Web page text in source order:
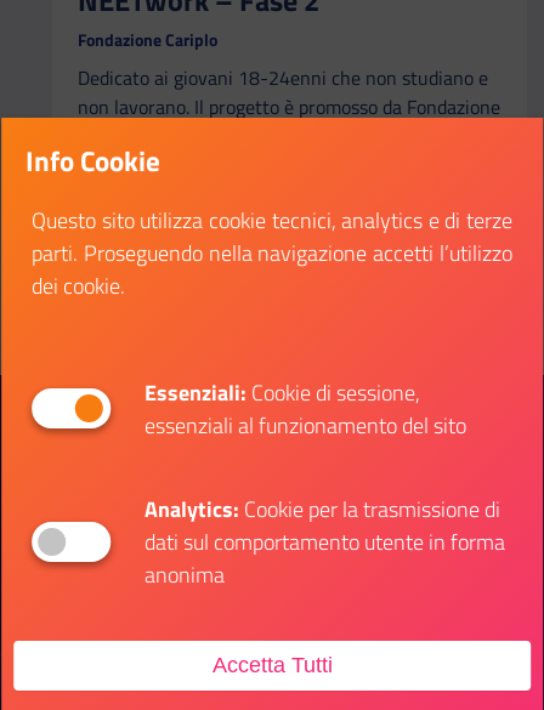
Fondazione Cariplo
Dedicato ai giovani 18-24enni che non studiano e
non lavorano. Il progetto è promosso da Fondazione
Mestieri Lombardia e Istituto Toniolo.
Data fine:
30 settembre 2021
Il link ti porterà ad avere maggiori dettagli su:
Vai al bando
Presidenza del Consiglio dei Ministri
Dipartimento per le Politiche Giovanili e il
Contatti
Info Cookie
Questo sito utilizza cookie tecnici, analytics e di terze
parti. Proseguendo nella navigazione accetti l’utilizzo
dei cookie.
Essenziali: Cookie di sessione,
essenziali al funzionamento del sito
Analytics: Cookie per la trasmissione di
dati sul comportamento utente in forma
anonima
Accetta Tutti